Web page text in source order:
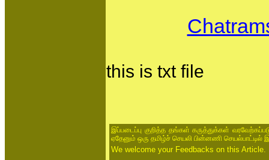
this is txt file
இப்படைப்பு குறித்த தங்கள் கருத்துக்கள்
ஏதேனும் ஒரு தமிழ்ச் செயலி பின்னணி செயல்பாட்டில்
We welcome your Feedbacks on this